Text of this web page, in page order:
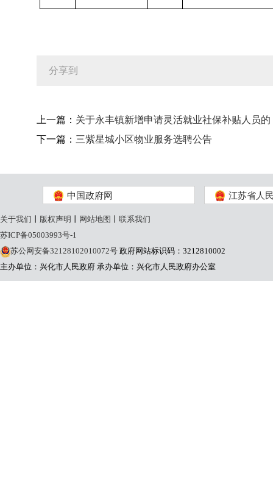
分享到
上一篇： 关于永丰镇新增申请灵活就业社保补贴人员的
下一篇： 三紫星城小区物业服务选聘公告
中国政府网 江苏省人
关于我们 版权声明 网站地图
联系我们
苏ICP备05003993号-1
苏公网安备32128102010072号 政府网站标识码：3212810002
主办单位：兴化市人民政府 承办单位：兴化市人民政府办公室